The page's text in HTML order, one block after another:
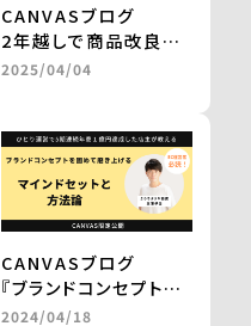
CANVASブログ
2年越しで商品改良に
取り組み、百貨店のギ
実現 ＜from
buyer’s one＞
2025/04/04
CANVASブログ
『ブランドコンセプトを
固めて磨き上げる
2024/04/18